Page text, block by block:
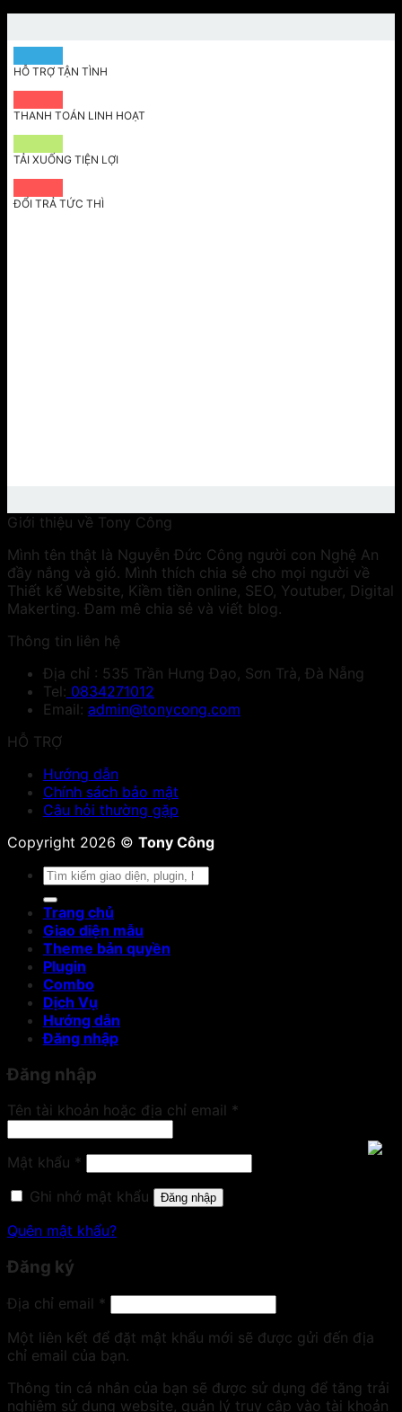
HỖ TRỢ TẬN TÌNH
THANH TOÁN LINH HOẠT
TẢI XUỐNG TIỆN LỢI
ĐỔI TRẢ TỨC THÌ
Giới thiệu về Tony Công
Mình tên thật là Nguyễn Đức Công người con Nghệ An
đầy nắng và gió. Mình thích chia sẻ cho mọi người về
Thiết kế Website, Kiềm tiền online, SEO, Youtuber, Digital
Makerting. Đam mê chia sẻ và viết blog.
Thông tin liên hệ
Địa chỉ : 535 Trần Hưng Đạo, Sơn Trà, Đà Nẵng
Tel: 0834271012
Email: admin@tonycong.com
HỖ TRỢ
Hướng dẫn
Chính sách bảo mật
Câu hỏi thường gặp
Copyright 2026 © Tony Công
Tìm
kiếm:
Trang chủ
Giao diện mẫu
Theme bản quyền
Plugin
Combo
Dịch Vụ
Hướng dẫn
Đăng nhập
Đăng nhập
Tên tài khoản hoặc địa chỉ email *
Mật khẩu *
Ghi nhớ mật khẩu
Đăng nhập
Quên mật khẩu?
Đăng ký
Địa chỉ email * Bắt
buộc
Một liên kết để đặt mật khẩu mới sẽ được gửi đến địa
chỉ email của bạn.
Thông tin cá nhân của bạn sẽ được sử dụng để tăng trải
nghiệm sử dụng website, quản lý truy cập vào tài khoản